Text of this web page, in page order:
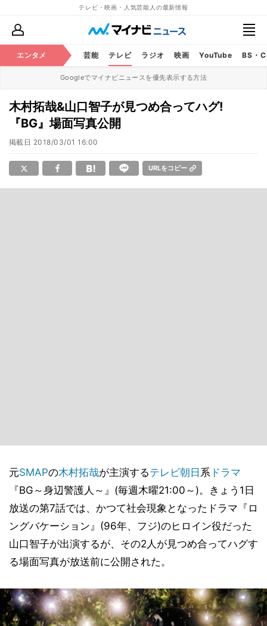
テレビ・映画・人気芸能人の最新情報
エンタメ 芸能 テレビ ラジオ 映画 YouTube BS・
Googleでマイナビニュースを優先表示する方法
木村拓哉&山口智子が見つめ合ってハグ!
『BG』場面写真公開
掲載日 2018/03/01 16:00
URLをコピー
元SMAPの木村拓哉が主演するテレビ朝日 系 ドラマ
『BG～身辺警護人～』(毎週木曜21:00～)。きょう1日
放送の第7話では、かつて社会現象となったドラマ『ロ
ングバケーション』(96年、フジ)のヒロイン役だった
山口智子が出演するが、その2人が見つめ合ってハグす
る場面写真が放送前に公開された。